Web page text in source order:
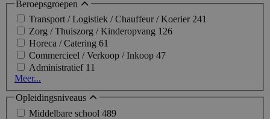
Beroepsgroepen
Transport / Logistiek / Chauffeur / Koerier241
Zorg / Thuiszorg / Kinderopvang 126
Horeca / Catering 61
Commercieel / Verkoop / Inkoop 47
Administratief 11
Meer...
Opleidingsniveaus
Middelbare school 489